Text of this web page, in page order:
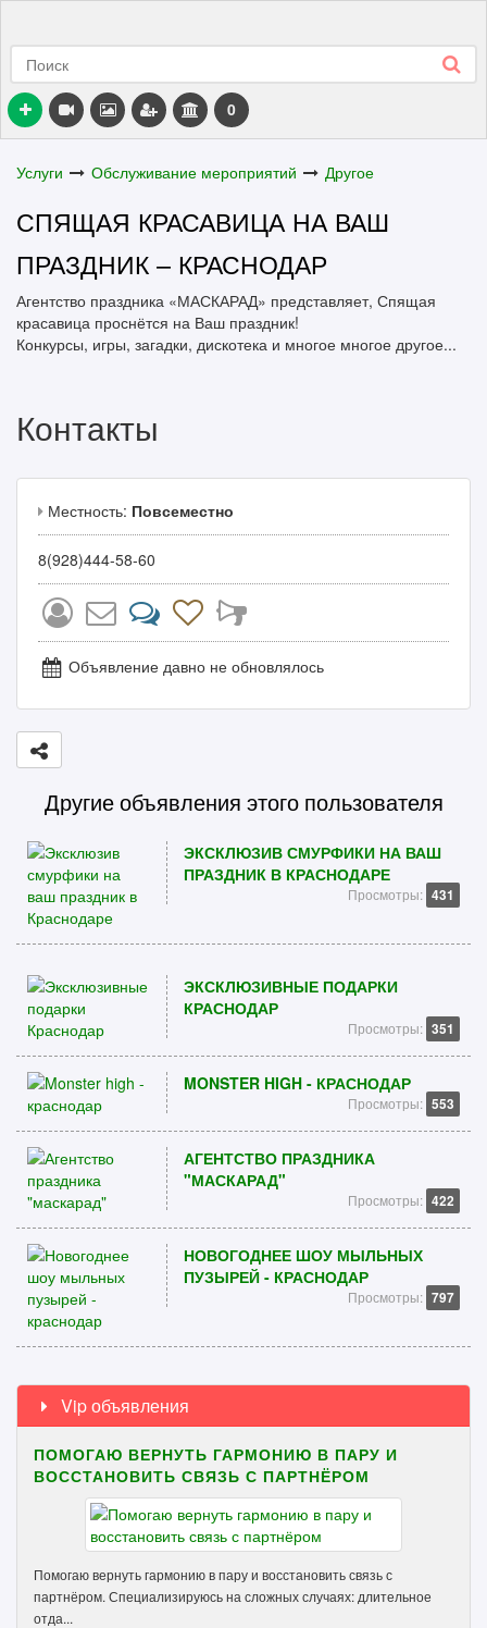
0
Услуги Обслуживание мероприятий Другое
СПЯЩАЯ КРАСАВИЦА НА ВАШ
ПРАЗДНИК – КРАСНОДАР
Агентство праздника «МАСКАРАД» представляет, Спящая
красавица проснётся на Ваш праздник!
Конкурсы, игры, загадки, дискотека и многое многое другое...
Контакты
Местность: Повсеместно
8(928)444-58-60
Объявление давно не обновлялось
Другие объявления этого пользователя
ЭКСКЛЮЗИВ СМУРФИКИ НА ВАШ
ПРАЗДНИК В КРАСНОДАРЕ
Просмотры: 431
ЭКСКЛЮЗИВНЫЕ ПОДАРКИ
КРАСНОДАР
Просмотры: 351
MONSTER HIGH - КРАСНОДАР
Просмотры: 553
АГЕНТСТВО ПРАЗДНИКА
"МАСКАРАД"
Просмотры: 422
НОВОГОДНЕЕ ШОУ МЫЛЬНЫХ
ПУЗЫРЕЙ - КРАСНОДАР
Просмотры: 797
Vip объявления
ПОМОГАЮ ВЕРНУТЬ ГАРМОНИЮ В ПАРУ И
ВОССТАНОВИТЬ СВЯЗЬ С ПАРТНЁРОМ
Помогаю вернуть гармонию в пару и восстановить связь с
партнёром. Специализируюсь на сложных случаях: длительное
отда...